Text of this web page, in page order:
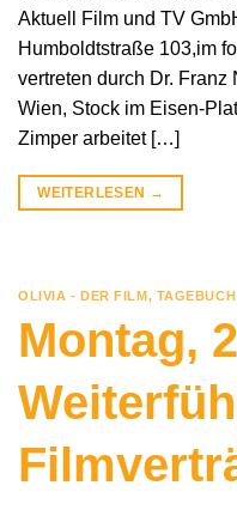
Aktuell Film und TV
Humboldtstraße 103,im
vertreten durch Dr.
Wien, Stock im Eisen-
Zimper arbeitet […]
WEITERLESEN →
OLIVIA - DER FILM, TAGEBUCH
Montag,